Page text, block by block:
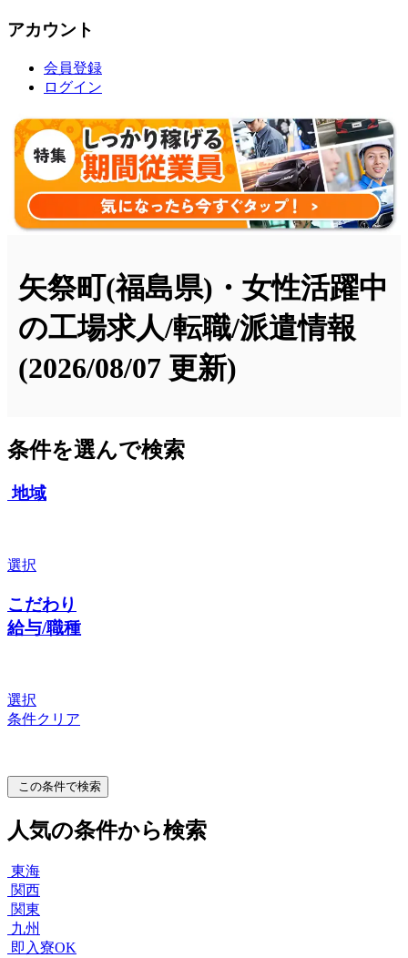
アカウント
会員登録
ログイン
矢祭町(福島県)・女性活躍中
の工場求人/転職/派遣情報
(2026/08/07 更新)
条件を選んで検索
地域
選択
こだわり
給与/職種
選択
条件クリア
この条件で検索
人気の条件から検索
東海
関西
関東
九州
即入寮OK